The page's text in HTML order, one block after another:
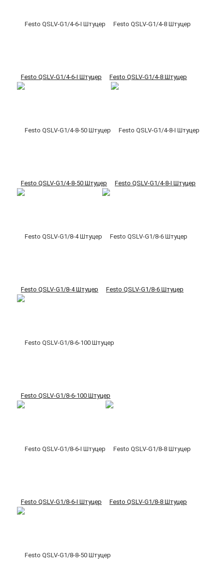
Festo QSLV-G1/4-6-I Штуцер Festo QSLV-G1/4-8 Штуцер
Festo QSLV-G1/4-8-50 Штуцер Festo QSLV-G1/4-8-I Штуцер
Festo QSLV-G1/8-4 Штуцер Festo QSLV-G1/8-6 Штуцер
Festo QSLV-G1/8-6-100 Штуцер
Festo QSLV-G1/8-6-I Штуцер Festo QSLV-G1/8-8 Штуцер